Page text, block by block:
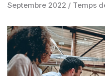
Septembre 2022 / Temps